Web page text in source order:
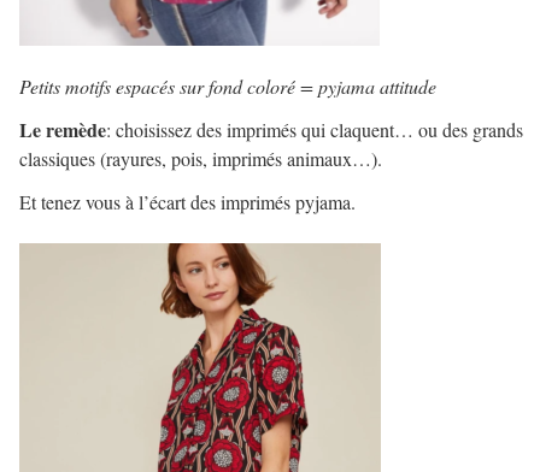
Petits motifs espacés sur fond coloré = pyjama attitude
Le remède: choisissez des imprimés qui claquent… ou des grands
classiques (rayures, pois, imprimés animaux…).
Et tenez vous à l’écart des imprimés pyjama.